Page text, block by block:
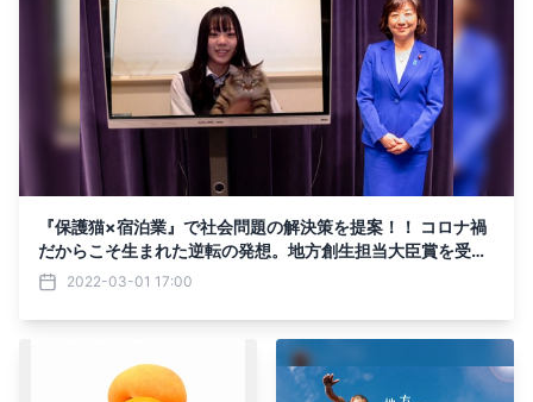
『保護猫×宿泊業』で社会問題の解決策を提案！！ コロナ禍
だからこそ生まれた逆転の発想。地方創生担当大臣賞を受賞
した安藤さんにインタビュー！
2022-03-01 17:00